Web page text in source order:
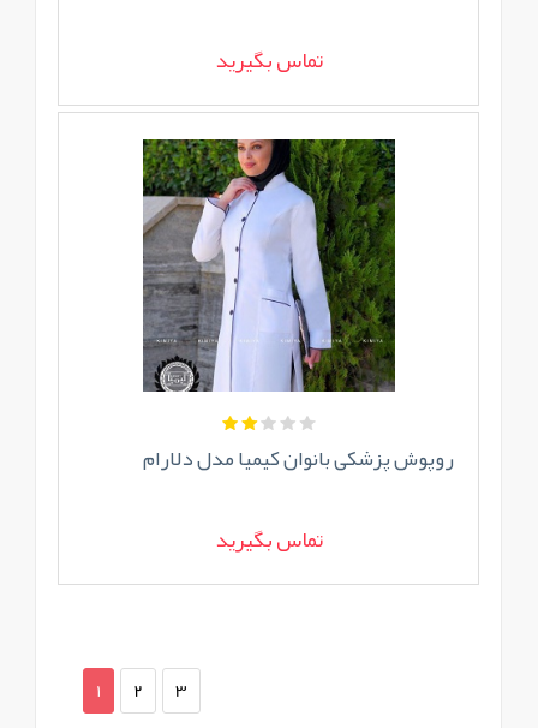
تماس بگیرید
روپوش پزشکی بانوان کیمیا مدل دلارام
تماس بگیرید
1 2 3